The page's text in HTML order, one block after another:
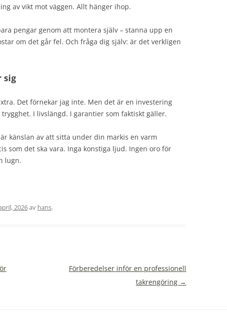
av vikt mot väggen. Allt hänger ihop.
pengar genom att montera själv – stanna upp en
om det går fel. Och fråga dig själv: är det verkligen
sig
Det förnekar jag inte. Men det är en investering
I livslängd. I garantier som faktiskt gäller.
känslan av att sitta under din markis en varm
som det ska vara. Inga konstiga ljud. Ingen oro för
lugn.
2026av hans.
Förberedelser inför en professionell
takrengöring →